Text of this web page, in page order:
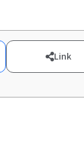
Link